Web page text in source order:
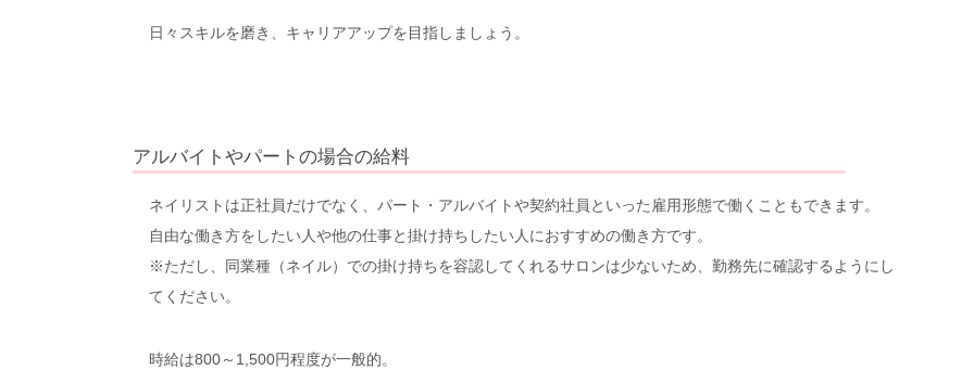
日々スキルを磨き、キャリアアップを目指しましょう。
アルバイトやパートの場合の給料
ネイリストは正社員だけでなく、パート・アルバイトや契約社員といった雇用形態で働くこともできます。
自由な働き方をしたい人や他の仕事と掛け持ちしたい人におすすめの働き方です。
※ただし、同業種（ネイル）での掛け持ちを容認してくれるサロンは少ないため、勤務先に確認するようにし
てください。
時給は800～1,500円程度が一般的。